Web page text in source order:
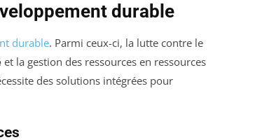
durable
durable. Parmi ceux-ci, la lutte contre le
et la gestion des ressources en ressources
des solutions intégrées pour